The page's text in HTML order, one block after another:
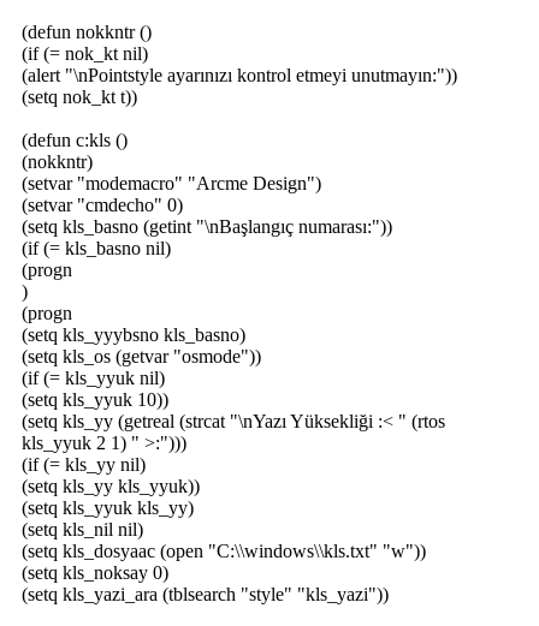
(defun nokkntr ()
(if (= nok_kt nil)
(alert "\nPointstyle ayarınızı kontrol etmeyi unutmayın:"))
(setq nok_kt t))
(defun c:kls ()
(nokkntr)
(setvar "modemacro" "Arcme Design")
(setvar "cmdecho" 0)
(setq kls_basno (getint "\nBaşlangıç numarası:"))
(if (= kls_basno nil)
(progn
)
(progn
(setq kls_yyybsno kls_basno)
(setq kls_os (getvar "osmode"))
(if (= kls_yyuk nil)
(setq kls_yyuk 10))
(setq kls_yy (getreal (strcat "\nYazı Yüksekliği :< " (rtos
kls_yyuk 2 1) " >:")))
(if (= kls_yy nil)
(setq kls_yy kls_yyuk))
(setq kls_yyuk kls_yy)
(setq kls_nil nil)
(setq kls_dosyaac (open "C:\\windows\\kls.txt" "w"))
(setq kls_noksay 0)
(setq kls_yazi_ara (tblsearch "style" "kls_yazi"))